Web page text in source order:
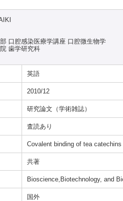
口腔感染医療学講座 口腔微生物学
歯学研究科
英語
2010/12
研究論文（学術雑誌）
査読あり
Covalent binding of tea
共著
Bioscience,Biotechnology, and
国外